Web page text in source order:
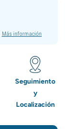
Más información
Seguimiento
y
Localización